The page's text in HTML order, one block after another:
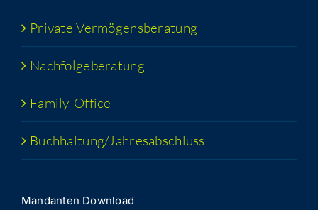
Pri­va­te Vermögensberatung
Nach­fol­ge­be­ra­tung
Fami­­ly-Office
Buchhaltung/​​Jahresabschluss
Man­dan­ten Download